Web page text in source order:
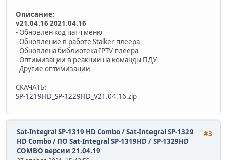
Описание:
v21.04.16 2021.04.16
- Обновлен код патч меню
- Обновление в работе Stalker плеера
- Обновлена библиотека IPTV плеера
- Оптимизации в реакции на команды ПДУ
- Другие оптимизации
СКАЧАТЬ:
SP-1219HD_SP-1229HD_V21.04.16.zip
#3
Sat-Integral SP-1319 HD Combo / Sat-Integral SP-1329
HD Combo/ ПО Sat-Integral SP-1319HD / SP-1329HD
COMBO версии 21.04.19